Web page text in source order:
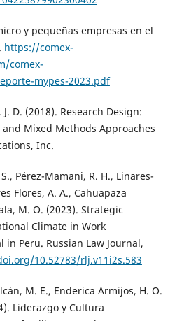
y pequeñas empresas en el
https://comex-
comex-
mypes-2023.pdf
D. (2018). Research Design:
Mixed Methods Approaches
Inc.
Pérez-Mamani, R. H., Linares-
Flores, A. A., Cahuapaza
M. O. (2023). Strategic
Climate in Work
in Peru. Russian Law Journal,
10.52783/rlj.v11i2s.583
M. E., Enderica Armijos, H. O.
Liderazgo y Cultura